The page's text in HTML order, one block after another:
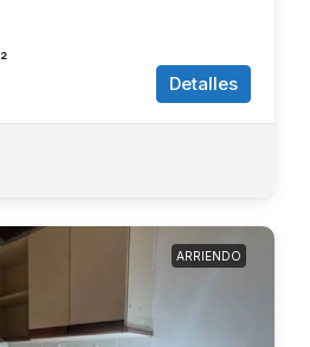
Detalles
ARRIENDO